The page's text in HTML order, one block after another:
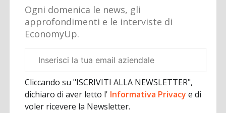
Ogni domenica le news, gli
approfondimenti e le interviste di
EconomyUp.
aziendale
Cliccando su "ISCRIVITI ALLA NEWSLETTER",
dichiaro di aver letto l' Informativa Privacye di
voler ricevere la Newsletter.